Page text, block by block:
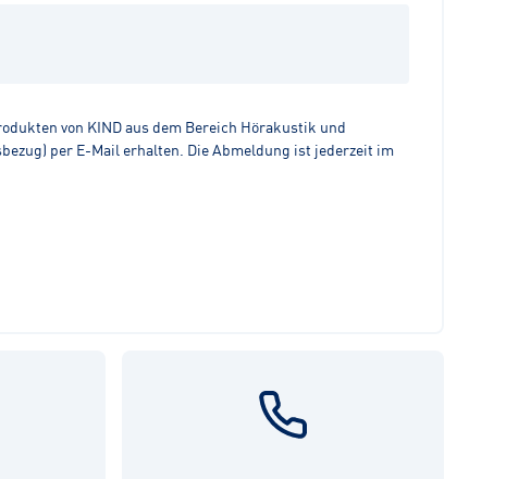
von KIND aus dem Bereich Hörakustik und
per E-Mail erhalten. Die Abmeldung ist jederzeit im